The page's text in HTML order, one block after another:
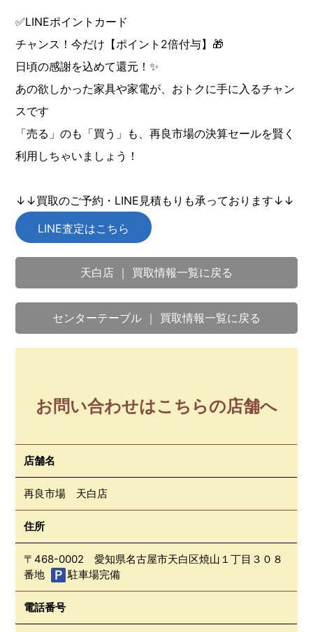
✅LINEポイントカード
チャンス！今だけ【ポイント2倍付与】🎁
日頃の感謝を込めて還元！✨
あの欲しかった家具や家電が、おトクに手に入るチャン
スです
「売る」のも「買う」も、再良市場の決算セールを賢く
利用しちゃいましょう！
↓↓買取のご予約・LINE見積もりも承っております↓↓
LINE査定はこちら
天白店 ｜ 買取情報一覧に戻る
センターテーブル ｜ 買取情報一覧に戻る
お問い合わせはこちらの店舗へ
店舗名
再良市場 天白店
住所
〒468-0002 愛知県名古屋市天白区焼山１丁目３０８
番地
駐車場完備
電話番号